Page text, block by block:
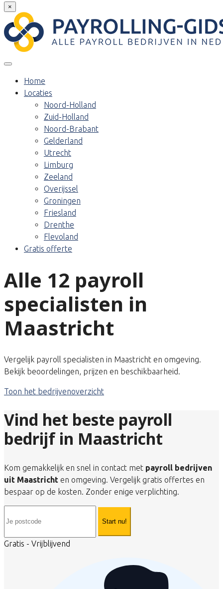
×
Home
Locaties
Noord-Holland
Zuid-Holland
Noord-Brabant
Gelderland
Utrecht
Limburg
Zeeland
Overijssel
Groningen
Friesland
Drenthe
Flevoland
Gratis offerte
Alle 12 payroll
specialisten in
Maastricht
Vergelijk payroll specialisten in Maastricht en omgeving.
Bekijk beoordelingen, prijzen en beschikbaarheid.
Toon het bedrijvenoverzicht
Vind het beste payroll
bedrijf in Maastricht
Kom gemakkelijk en snel in contact met payroll bedrijven
uit Maastricht en omgeving. Vergelijk gratis offertes en
bespaar op de kosten. Zonder enige verplichting.
Start nu!
Gratis - Vrijblijvend